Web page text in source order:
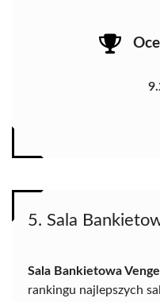
5. Sala
Sala Bankietowa Venge
rankingu najlepszych